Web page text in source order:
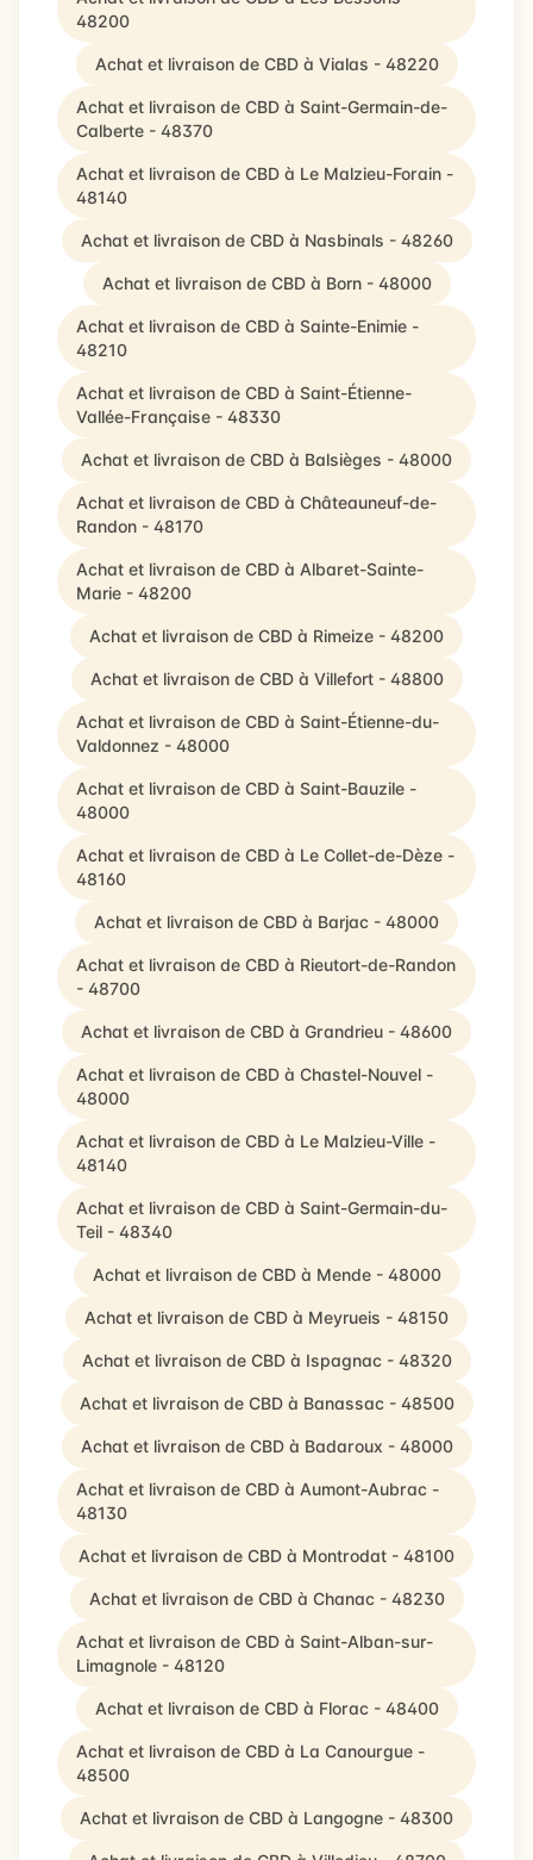
48200
Achat et livraison de CBD à Vialas - 48220
Achat et livraison de CBD à Saint-Germain-de-
Calberte - 48370
Achat et livraison de CBD à Le Malzieu-Forain -
48140
Achat et livraison de CBD à Nasbinals - 48260
Achat et livraison de CBD à Born - 48000
Achat et livraison de CBD à Sainte-Enimie -
48210
Achat et livraison de CBD à Saint-Étienne-
Vallée-Française - 48330
Achat et livraison de CBD à Balsièges - 48000
Achat et livraison de CBD à Châteauneuf-de-
Randon - 48170
Achat et livraison de CBD à Albaret-Sainte-
Marie - 48200
Achat et livraison de CBD à Rimeize - 48200
Achat et livraison de CBD à Villefort - 48800
Achat et livraison de CBD à Saint-Étienne-du-
Valdonnez - 48000
Achat et livraison de CBD à Saint-Bauzile -
48000
Achat et livraison de CBD à Le Collet-de-Dèze -
48160
Achat et livraison de CBD à Barjac - 48000
Achat et livraison de CBD à Rieutort-de-Randon
- 48700
Achat et livraison de CBD à Grandrieu - 48600
Achat et livraison de CBD à Chastel-Nouvel -
48000
Achat et livraison de CBD à Le Malzieu-Ville -
48140
Achat et livraison de CBD à Saint-Germain-du-
Teil - 48340
Achat et livraison de CBD à Mende - 48000
Achat et livraison de CBD à Meyrueis - 48150
Achat et livraison de CBD à Ispagnac - 48320
Achat et livraison de CBD à Banassac - 48500
Achat et livraison de CBD à Badaroux - 48000
Achat et livraison de CBD à Aumont-Aubrac -
48130
Achat et livraison de CBD à Montrodat - 48100
Achat et livraison de CBD à Chanac - 48230
Achat et livraison de CBD à Saint-Alban-sur-
Limagnole - 48120
Achat et livraison de CBD à Florac - 48400
Achat et livraison de CBD à La Canourgue -
48500
Achat et livraison de CBD à Langogne - 48300